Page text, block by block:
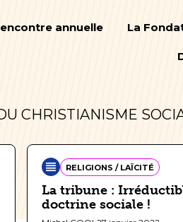
annuelle La
CHRISTIANISME
RELIGIONS / LAÏCITÉ
La tribune :
doctrine sociale !